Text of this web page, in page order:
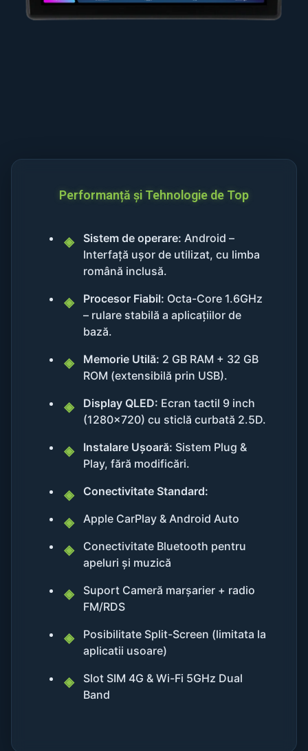
Performanță și Tehnologie de Top
Sistem de operare: Android –
Interfață ușor de utilizat, cu limba
română inclusă.
Procesor Fiabil: Octa-Core 1.6GHz
– rulare stabilă a aplicațiilor de
bază.
Memorie Utilă: 2 GB RAM + 32 GB
ROM (extensibilă prin USB).
Display QLED: Ecran tactil 9 inch
(1280x720) cu sticlă curbată 2.5D.
Instalare Ușoară: Sistem Plug &
Play, fără modificări.
Conectivitate Standard:
Apple CarPlay & Android Auto
Conectivitate Bluetooth pentru
apeluri și muzică
Suport Cameră marșarier + radio
FM/RDS
Posibilitate Split-Screen (limitata la
aplicatii usoare)
Slot SIM 4G & Wi-Fi 5GHz Dual
Band